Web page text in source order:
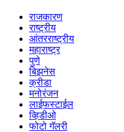
राजकारण
राष्ट्रीय
आंतरराष्ट्रीय
महाराष्ट्र
पुणे
बिझनेस
क्रीडा
मनोरंजन
लाईफस्टाईल
व्हिडीओ
फोटो गॅलरी